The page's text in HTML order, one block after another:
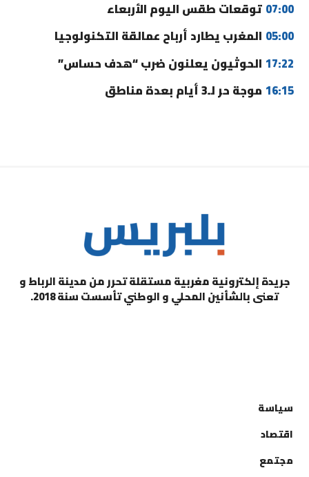
07:00 توقعات طقس اليوم الأربعاء
05:00 المغرب يطارد أرباح عمالقة التكنولوجيا
17:22 الحوثيون يعلنون ضرب “هدف حساس”
16:15 موجة حر لـ3 أيام بعدة مناطق
جريدة إلكترونية مغربية مستقلة تحرر من مدينة الرباط و
تعنى بالشأنين المحلي و الوطني تأسست سنة 2018.
سياسة
اقتصاد
مجتمع